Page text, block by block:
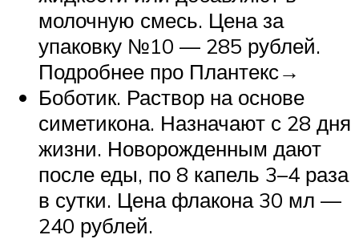
молочную смесь. Цена за
упаковку №10 — 285 рублей.
Подробнее про Плантекс→
Боботик. Раствор на основе
симетикона. Назначают с 28 дня
жизни. Новорожденным дают
после еды, по 8 капель 3–4 раза
в сутки. Цена флакона 30 мл —
240 рублей.